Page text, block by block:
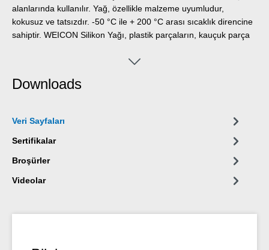
alanlarında kullanılır. Yağ, özellikle malzeme uyumludur,
kokusuz ve tatsızdır. -50 °C ile + 200 °C arası sıcaklık direncine
sahiptir. WEICON Silikon Yağı, plastik parçaların, kauçuk parça
Makine ve teçhizatın, yavaş dönen rulmanlar yağlanmasına ve
Downloads
Veri Sayfaları
Sertifikalar
Broşürler
Videolar